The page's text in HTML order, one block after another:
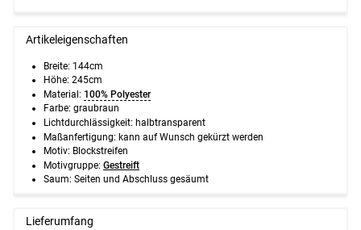
Artikeleigenschaften
Breite: 144cm
Höhe: 245cm
Material: 100% Polyester
Farbe: graubraun
Lichtdurchlässigkeit: halbtransparent
Maßanfertigung: kann auf Wunsch gekürzt werden
Motiv: Blockstreifen
Motivgruppe: Gestreift
Saum: Seiten und Abschluss gesäumt
Lieferumfang